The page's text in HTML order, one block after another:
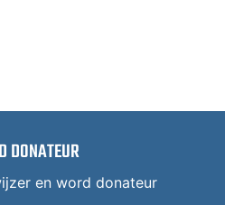
DONATEUR
en word donateur